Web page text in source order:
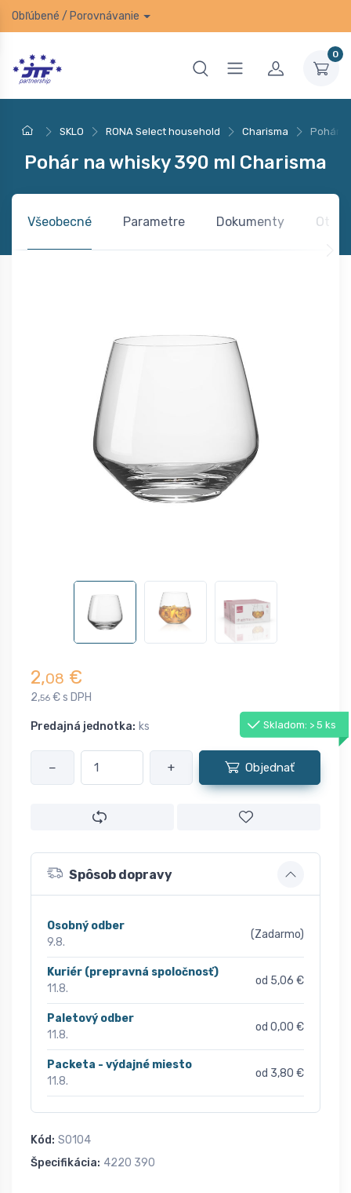
Obľúbené / Porovnávanie
0
SKLO RONA Select household Charisma Pohár
Pohár na whisky 390 ml Charisma
Všeobecné Parametre Dokumenty
2,08 €
2,56 € s DPH
Predajná jednotka: ks Skladom: > 5 ks
− + Objednať
Spôsob dopravy
Osobný odber
9.8.
(Zadarmo)
Kuriér (prepravná spoločnosť)
11.8.
od 5,06 €
Paletový odber
11.8.
od 0,00 €
Packeta - výdajné miesto
11.8.
od 3,80 €
Kód: S0104
Špecifikácia: 4220 390